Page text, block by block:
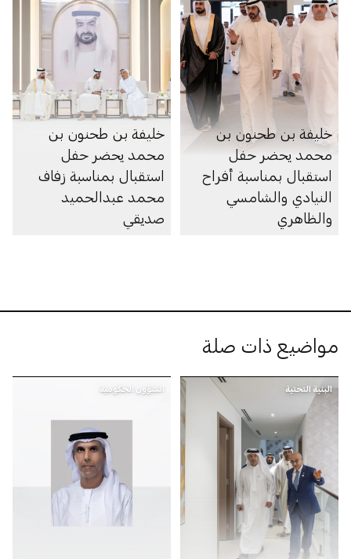
خليفة بن طحنون بن
محمد يحضر حفل
استقبال بمناسبة أفراح
النيادي والشامسي
والظاهري
خليفة بن طحنون بن
محمد يحضر حفل
استقبال بمناسبة زفاف
محمد عبدالحميد
صديقي
مواضيع ذات صلة
البنية التحتية الشؤون الحكومية